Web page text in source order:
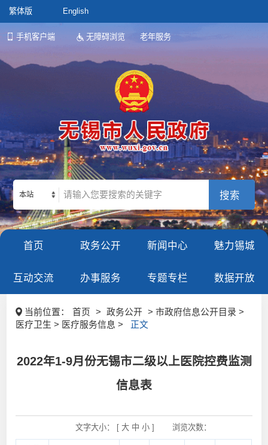
繁体版 English
手机客户端 无障碍浏览 老年服务
本站
首页 政务公开 新闻中心 魅力锡城
互动交流 办事服务 专题专栏 数据开放
当前位置： 首页 > 政务公开
> 市政府信息公开目录 >
医疗卫生 > 医疗服务信息 >
正文
2022年1-9月份无锡市二级以上医院控费监测
信息表
文字大小： [ 大 中 小] 浏览次数：